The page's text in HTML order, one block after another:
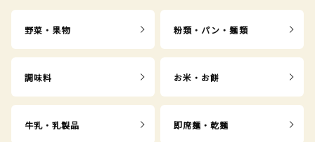
野菜・果物 粉類・パン・麺類
調味料 お米・お餅
牛乳・乳製品 即席麺・乾麺